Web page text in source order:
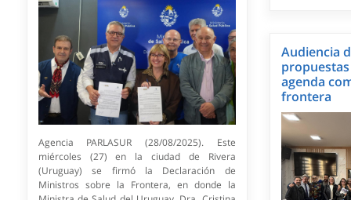
Agencia PARLASUR (28/08/2025). Este
miércoles (27) en la ciudad de Rivera
(Uruguay) se firmó la Declaración de
Ministros sobre la Frontera, en donde la
Audiencia
agenda
frontera